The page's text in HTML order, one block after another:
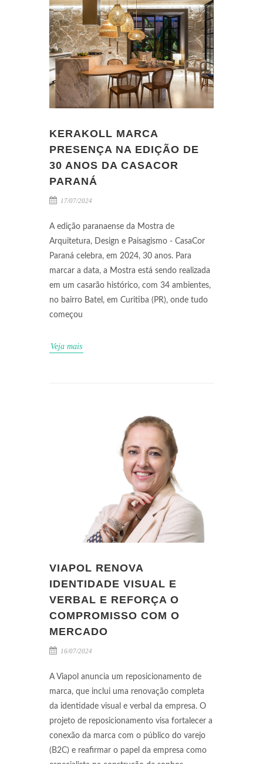
KERAKOLL MARCA
PRESENÇA NA EDIÇÃO DE
30 ANOS DA CASACOR
PARANÁ
17/07/2024
A edição paranaense da Mostra de
Arquitetura, Design e Paisagismo - CasaCor
Paraná celebra, em 2024, 30 anos. Para
marcar a data, a Mostra está sendo realizada
em um casarão histórico, com 34 ambientes,
no bairro Batel, em Curitiba (PR), onde tudo
começou
Veja mais
VIAPOL RENOVA
IDENTIDADE VISUAL E
VERBAL E REFORÇA O
COMPROMISSO COM O
MERCADO
16/07/2024
A Viapol anuncia um reposicionamento de
marca, que inclui uma renovação completa
da identidade visual e verbal da empresa. O
projeto de reposicionamento visa fortalecer a
conexão da marca com o público do varejo
(B2C) e reafirmar o papel da empresa como